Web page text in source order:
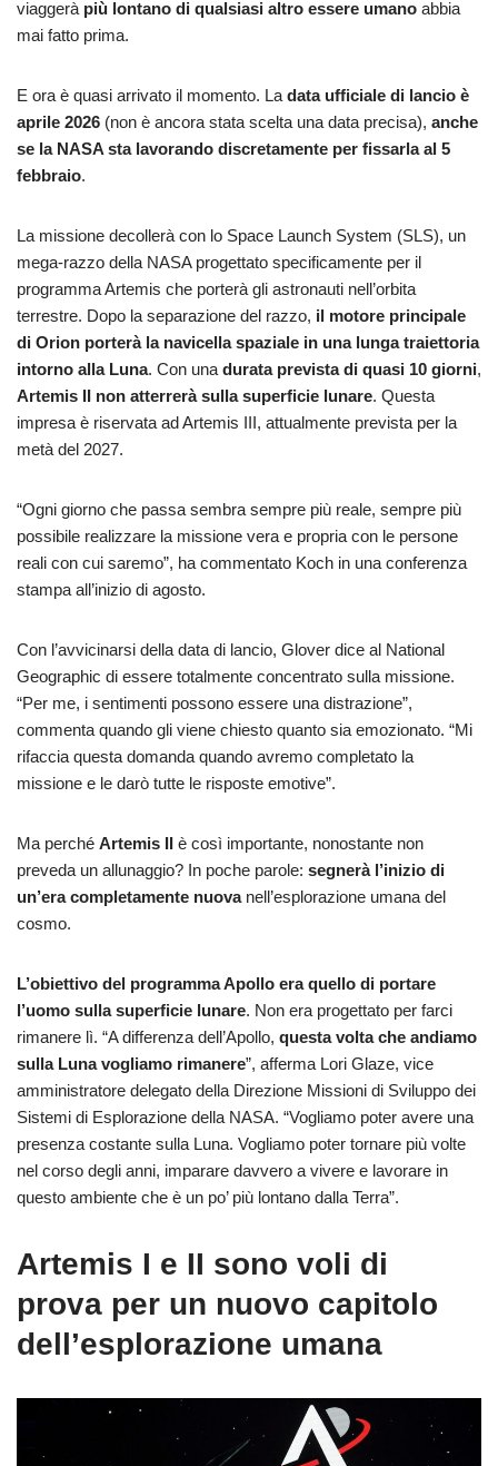
viaggerà più lontano di qualsiasi altro essere umano abbia
mai fatto prima.
E ora è quasi arrivato il momento. La data ufficiale di lancio è
aprile 2026 (non è ancora stata scelta una data precisa), anche
se la NASA sta lavorando discretamente per fissarla al 5
febbraio.
La missione decollerà con lo Space Launch System (SLS), un
mega-razzo della NASA progettato specificamente per il
programma Artemis che porterà gli astronauti nell’orbita
terrestre. Dopo la separazione del razzo, il motore principale
di Orion porterà la navicella spaziale in una lunga traiettoria
intorno alla Luna. Con una durata prevista di quasi 10 giorni,
Artemis II non atterrerà sulla superficie lunare. Questa
impresa è riservata ad Artemis III, attualmente prevista per la
metà del 2027.
“Ogni giorno che passa sembra sempre più reale, sempre più
possibile realizzare la missione vera e propria con le persone
reali con cui saremo”, ha commentato Koch in una conferenza
stampa all’inizio di agosto.
Con l’avvicinarsi della data di lancio, Glover dice al National
Geographic di essere totalmente concentrato sulla missione.
“Per me, i sentimenti possono essere una distrazione”,
commenta quando gli viene chiesto quanto sia emozionato. “Mi
rifaccia questa domanda quando avremo completato la
missione e le darò tutte le risposte emotive”.
Ma perché Artemis II è così importante, nonostante non
preveda un allunaggio? In poche parole: segnerà l’inizio di
un’era completamente nuova nell’esplorazione umana del
cosmo.
L’obiettivo del programma Apollo era quello di portare
l’uomo sulla superficie lunare. Non era progettato per farci
rimanere lì. “A differenza dell’Apollo, questa volta che andiamo
sulla Lunavogliamo rimanere”, afferma Lori Glaze, vice
amministratore delegato della Direzione Missioni di Sviluppo dei
Sistemi di Esplorazione della NASA. “Vogliamo poter avere una
presenza costante sulla Luna. Vogliamo poter tornare più volte
nel corso degli anni, imparare davvero a vivere e lavorare in
questo ambiente che è un po’ più lontano dalla Terra”.
Artemis I e II sono voli di
prova per un nuovo capitolo
dell’esplorazione umana